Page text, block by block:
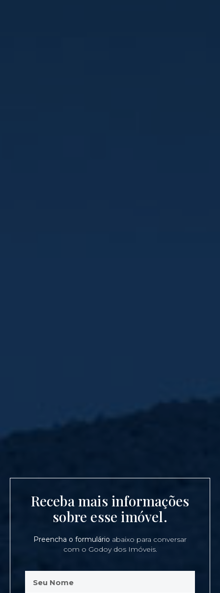
Receba mais informações
sobre esse imóvel.
Preencha o formulário abaixo para conversar
com o Godoy dos Imóveis.